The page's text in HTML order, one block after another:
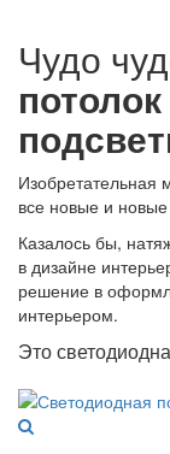
Чудо
Изобретательная
все новые и
Казалось бы,
в дизайне
решение в
интерьером.
Это